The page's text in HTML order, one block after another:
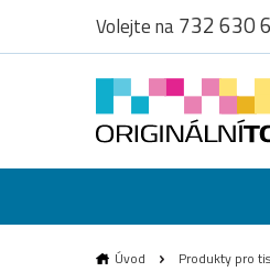
Volejte na732 630
Úvod Produkty pro